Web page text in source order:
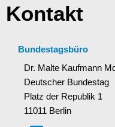
Kontakt
Bundestagsbüro
Dr. Malte Kaufmann
Deutscher Bundestag
Platz der Republik 1
11011 Berlin